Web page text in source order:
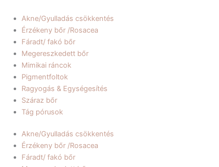
Akne/Gyulladás csökkentés
Érzékeny bőr /Rosacea
Fáradt/ fakó bőr
Megereszkedett bőr
Mimikai ráncok
Pigmentfoltok
Ragyogás & Egységesítés
Száraz bőr
Tág pórusok
Akne/Gyulladás csökkentés
Érzékeny bőr /Rosacea
Fáradt/ fakó bőr